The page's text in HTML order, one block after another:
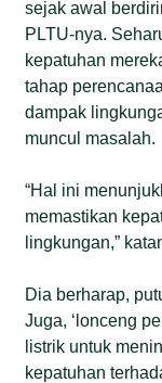
sejak awal
PLTU-nya.
kepatuhan
tahap
dampak
muncul masalah.
“Hal ini
memastikan
lingkungan,”
Dia berharap,
Juga, ‘lonceng
listrik untuk
kepatuhan